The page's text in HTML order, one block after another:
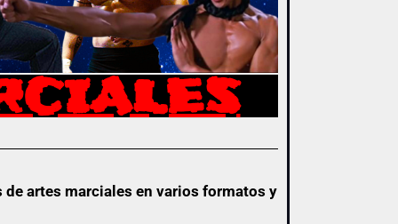
artes marciales en varios formatos y